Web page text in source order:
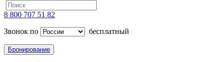
8 800 707 51 82
Звонок по
бесплатный
Бронирование